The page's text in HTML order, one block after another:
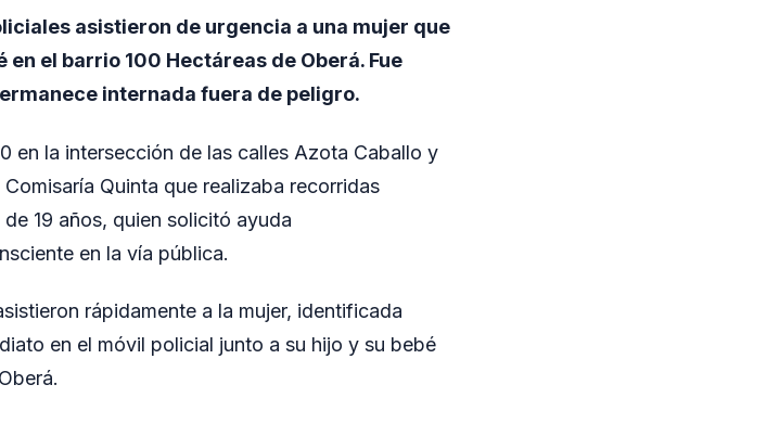
asistieron de urgencia a una mujer que
el barrio 100 Hectáreas de Oberá. Fue
internada fuera de peligro.
en la intersección de las calles Azota Caballo y
Quinta que realizaba recorridas
19 años, quien solicitó ayuda
en la vía pública.
rápidamente a la mujer, identificada
en el móvil policial junto a su hijo y su bebé